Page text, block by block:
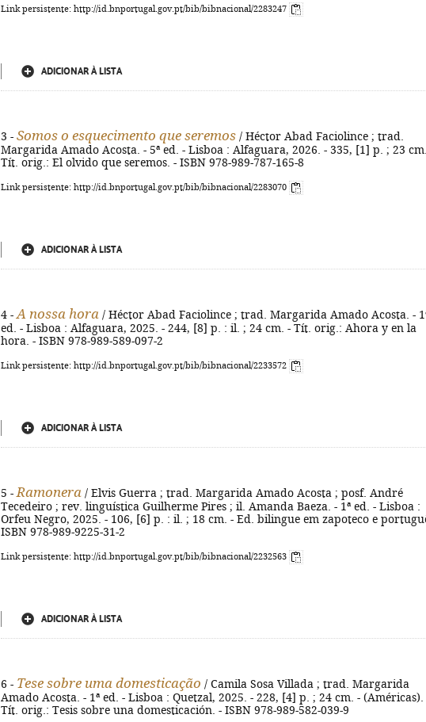
Link persistente: http://id.bnportugal.gov.pt/bib/bibnacional/2283247
ADICIONAR À LISTA
3 - Somos o esquecimento que seremos / Héctor Abad Faciolince ; trad.
Margarida Amado Acosta. - 5ª ed. - Lisboa : Alfaguara, 2026. - 335, [1] p. ; 23
Tít. orig.: El olvido que seremos. - ISBN 978-989-787-165-8
Link persistente: http://id.bnportugal.gov.pt/bib/bibnacional/2283070
ADICIONAR À LISTA
4 - A nossa hora / Héctor Abad Faciolince ; trad. Margarida Amado Acosta. -
ed. - Lisboa : Alfaguara, 2025. - 244, [8] p. : il. ; 24 cm. - Tít. orig.: Ahora y en la
hora. - ISBN 978-989-589-097-2
Link persistente: http://id.bnportugal.gov.pt/bib/bibnacional/2233572
ADICIONAR À LISTA
5 - Ramonera / Elvis Guerra ; trad. Margarida Amado Acosta ; posf. André
Tecedeiro ; rev. linguística Guilherme Pires ; il. Amanda Baeza. - 1ª ed. - Lisboa :
Orfeu Negro, 2025. - 106, [6] p. : il. ; 18 cm. - Ed. bilingue em zapoteco e
ISBN 978-989-9225-31-2
Link persistente: http://id.bnportugal.gov.pt/bib/bibnacional/2232563
ADICIONAR À LISTA
6 - Tese sobre uma domesticação / Camila Sosa Villada ; trad. Margarida
Amado Acosta. - 1ª ed. - Lisboa : Quetzal, 2025. - 228, [4] p. ; 24 cm. - (Américas).
Tít. orig.: Tesis sobre una domesticación. - ISBN 978-989-582-039-9